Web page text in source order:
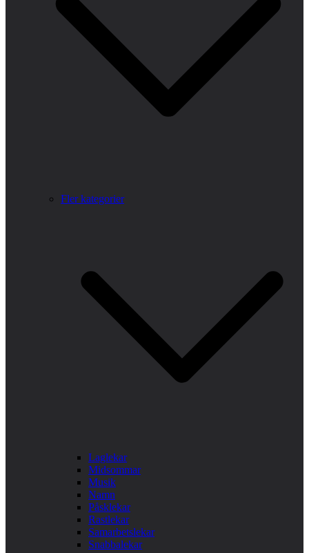
Fler kategorier
Laglekar
Midsommar
Musik
Namn
Påsklekar
Rastlekar
Samarbetslekar
Snabbalekar